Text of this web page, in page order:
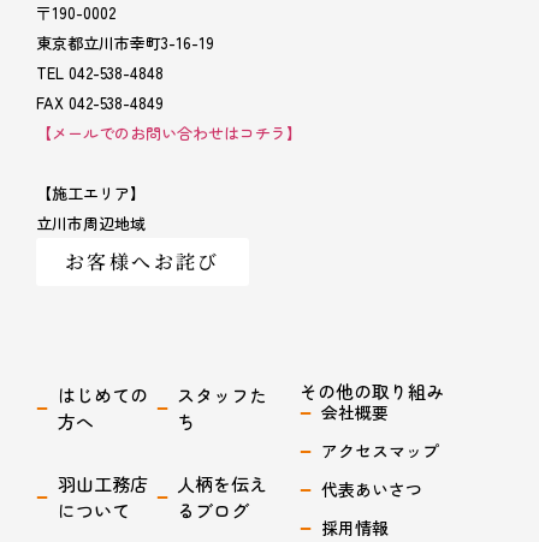
〒190-0002
東京都立川市幸町3-16-19
TEL 042-538-4848
FAX 042-538-4849
【メールでのお問い合わせはコチラ】
【施工エリア】
立川市周辺地域
お客様へお詫び
はじめての
方へ
羽山工務店
について
スタッフた
ち
人柄を伝え
るブログ
その他の取り組み
会社概要
アクセスマップ
代表あいさつ
採用情報